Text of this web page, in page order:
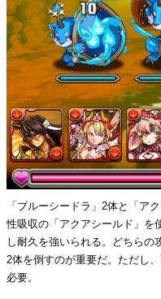
「ブルーシードラ」2体と「ア
性吸収の「アクアシールド」を
し耐久を強いられる。どちらの
2体を倒すのが重要だ。ただし
必要。